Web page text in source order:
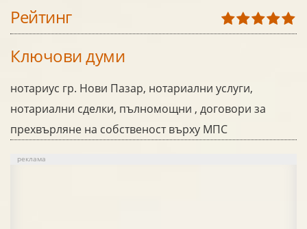
Рейтинг
Ключови думи
нотариус гр. Нови Пазар, нотариални услуги,
нотариални сделки, пълномощни , договори за
прехвърляне на собственост върху МПС
реклама